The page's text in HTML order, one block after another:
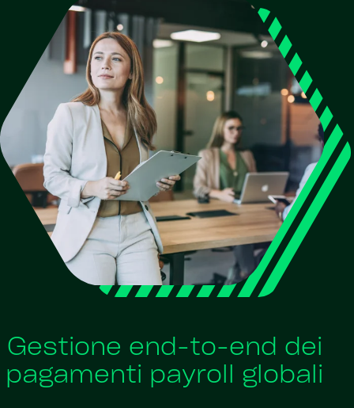
Gestione end-to-end dei
pagamenti payroll globali